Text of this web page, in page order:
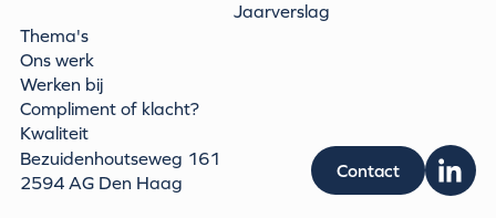
Jaarverslag
Thema's
Ons werk
Werken bij
Compliment of klacht?
Kwaliteit
Bezuidenhoutseweg 161
2594 AG Den Haag
Contact